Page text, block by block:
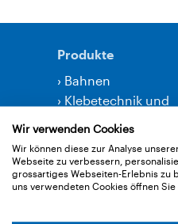
Produkte
› Bahnen
› Klebetechnik und
Zubehör
Wir verwenden Cookies
Wir können diese zur Analyse
Webseite zu verbessern,
grossartiges Webseiten-Erlebnis zu
uns verwendeten Cookies öffnen Sie